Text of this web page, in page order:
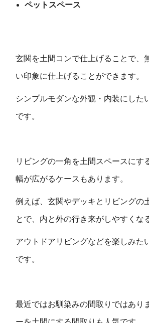
ペットスペース
玄関を土間コンで仕上げることで、
い印象に仕上げることができます。
シンプルモダンな外観・内装にした
です。
リビングの一角を土間スペースにす
幅が広がるケースもあります。
例えば、玄関やデッキとリビングの
とで、内と外の行き来がしやすくな
アウトドアリビングなどを楽しみた
です。
最近ではお馴染みの間取りではあり